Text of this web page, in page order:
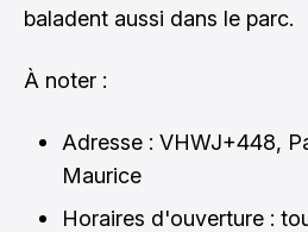
baladent aussi dans le parc.
À noter :
Adresse : VHWJ+448,
Maurice
Horaires d'ouverture :